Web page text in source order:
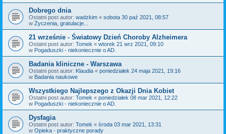
Dobrego dnia
Ostatni post autor: wadzkim « sobota 30 paź 2021, 08:57
w Życzenia, gratulacje...
21 wrześnie - Światowy Dzień Choroby Alzheimera
Ostatni post autor: Tomek « wtorek 21 wrz 2021, 09:10
w Pogaduszki - niekoniecznie o AD.
Badania kliniczne - Warszawa
Ostatni post autor: Klaudia « poniedziałek 24 maja 2021, 19:16
w Badania naukowe
Wszystkiego Najlepszego z Okazji Dnia Kobiet
Ostatni post autor: Tomek « poniedziałek 08 mar 2021, 12:22
w Pogaduszki - niekoniecznie o AD.
Dysfagia
Ostatni post autor: Tomek « środa 03 mar 2021, 13:31
w Opieka - praktyczne porady